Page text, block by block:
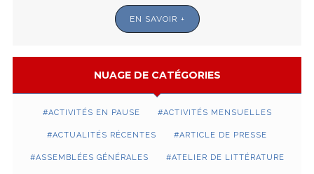
EN SAVOIR +
NUAGE DE CATÉGORIES
ACTIVITÉS EN PAUSE ACTIVITÉS MENSUELLES
ACTUALITÉS RÉCENTES ARTICLE DE PRESSE
ASSEMBLÉES GÉNÉRALES ATELIER DE LITTÉRATURE